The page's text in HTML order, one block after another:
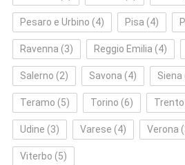
Pesaro e Urbino (4) Pisa (4)
Ravenna (3) Reggio Emilia (4)
Salerno (2) Savona (4) Siena
Teramo (5) Torino (6) Trento
Udine (3) Varese (4) Verona
Viterbo (5)